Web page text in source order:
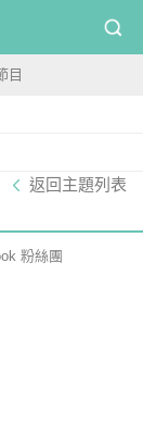
目
返回主題列表
粉絲團